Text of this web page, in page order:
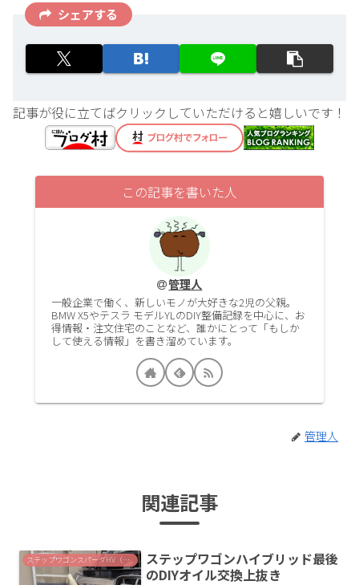
シェアする
記事が役に立てばクリックしていただけると嬉しいです！
この記事を書いた人
管理人
一般企業で働く、新しいモノが大好きな2児の父親。
BMW X5やテスラ モデルYLのDIY整備記録を中心に、お
得情報・注文住宅のことなど、誰かにとって「もしか
して使える情報」を書き溜めています。
管理人
関連記事
ステップワゴンスパーダHV（RP5）
ステップワゴンハイブリッド最後
のDIYオイル交換上抜き